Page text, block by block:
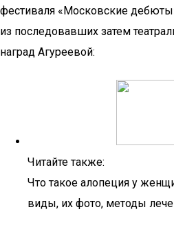
фестиваля «Московские
из последовавших затем
наград Агуреевой:
Читайте также:
Что такое алопеция у
виды, их фото, методы